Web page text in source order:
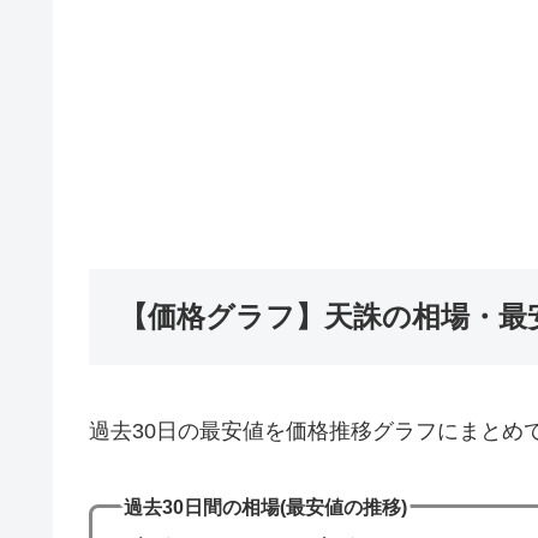
【価格グラフ】天誅の相場・最
過去30日の最安値を価格推移グラフにまとめ
過去30日間の相場(最安値の推移)